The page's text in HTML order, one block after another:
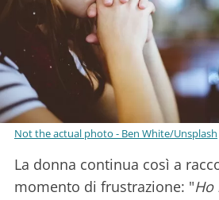
Not the actual photo - Ben White/Unsplash
La donna continua così a
momento di frustrazione: "Ho